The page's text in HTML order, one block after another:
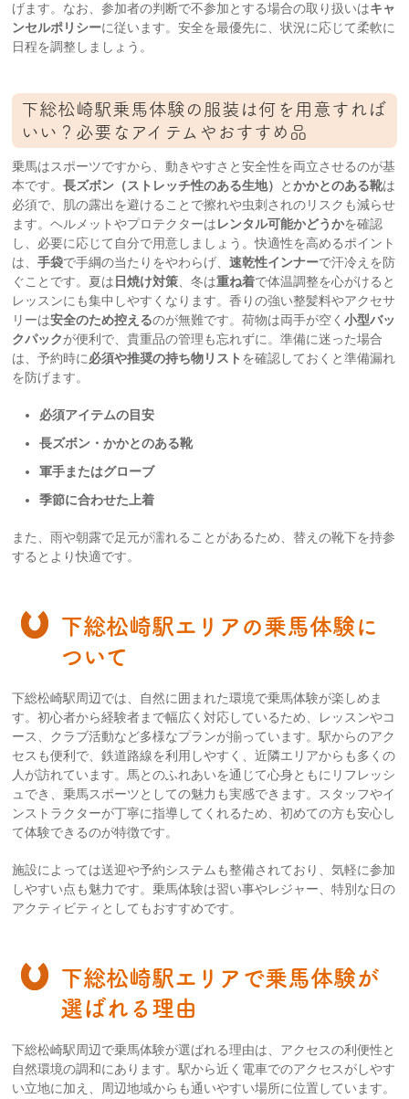
げます。なお、参加者の判断で不参加とする場合の取り扱いはキャ
ンセルポリシーに従います。安全を最優先に、状況に応じて柔軟に
日程を調整しましょう。
下総松崎駅乗馬体験の服装は何を用意すれば
いい？必要なアイテムやおすすめ品
乗馬はスポーツですから、動きやすさと安全性を両立させるのが基
本です。長ズボン（ストレッチ性のある生地） とかかとのある靴は
必須で、肌の露出を避けることで擦れや虫刺されのリスクも減らせ
ます。ヘルメットやプロテクターはレンタル可能かどうかを確認
し、必要に応じて自分で用意しましょう。快適性を高めるポイント
は、手袋で手綱の当たりをやわらげ、速乾性インナーで汗冷えを防
ぐことです。夏は 日焼け対策、冬は重ね着で体温調整を心がけると
レッスンにも集中しやすくなります。香りの強い整髪料やアクセサ
リーは安全のため控えるのが無難です。荷物は両手が空く小型バッ
クパックが便利で、貴重品の管理も忘れずに。準備に迷った場合
は、予約時に必須や推奨の持ち物リスト を確認しておくと準備漏れ
を防げます。
必須アイテムの目安
長ズボン・かかとのある靴
軍手またはグローブ
季節に合わせた上着
また、雨や朝露で足元が濡れることがあるため、替えの靴下を持参
するとより快適です。
下総松崎駅エリアの乗馬体験に
ついて
下総松崎駅周辺では、自然に囲まれた環境で乗馬体験が楽しめま
す。初心者から経験者まで幅広く対応しているため、レッスンやコ
ース、クラブ活動など多様なプランが揃っています。駅からのアク
セスも便利で、鉄道路線を利用しやすく、近隣エリアからも多くの
人が訪れています。馬とのふれあいを通じて心身ともにリフレッシ
ュでき、乗馬スポーツとしての魅力も実感できます。スタッフやイ
ンストラクターが丁寧に指導してくれるため、初めての方も安心し
て体験できるのが特徴です。
施設によっては送迎や予約システムも整備されており、気軽に参加
しやすい点も魅力です。乗馬体験は習い事やレジャー、特別な日の
アクティビティとしてもおすすめです。
下総松崎駅エリアで乗馬体験が
選ばれる理由
下総松崎駅周辺で乗馬体験が選ばれる理由は、アクセスの利便性と
自然環境の調和にあります。駅から近く電車でのアクセスがしやす
い立地に加え、周辺地域からも通いやすい場所に位置しています。